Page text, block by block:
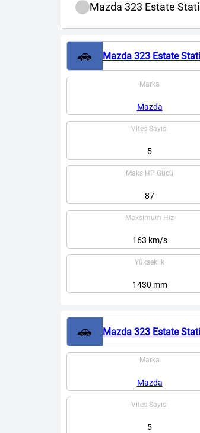
Mazda 323 Estate
🚗 Mazda 323 Estate
Marka
Mazda
Vites Sayısı
5
Maks HP Gücü
87
Maksimum Hız
163 km/s
Yükseklik
1430 mm
🚗 Mazda 323 Estate
Marka
Mazda
Vites Sayısı
5